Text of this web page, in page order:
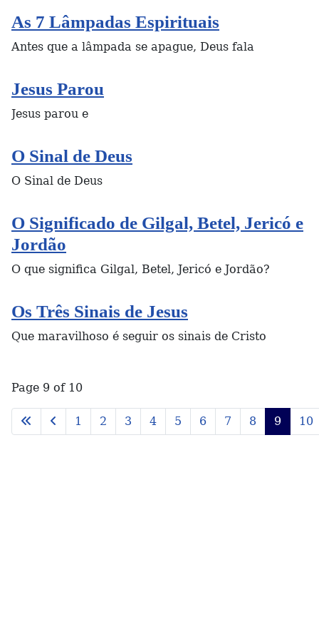
As 7 Lâmpadas Espirituais
Antes que a lâmpada se apague, Deus fala
Jesus Parou
Jesus parou e
O Sinal de Deus
O Sinal de Deus
O Significado de Gilgal, Betel, Jericó e
Jordão
O que significa Gilgal, Betel, Jericó e Jordão?
Os Três Sinais de Jesus
Que maravilhoso é seguir os sinais de Cristo
Page 9 of 10
1 2 3 4 5 6 7 8 9 10